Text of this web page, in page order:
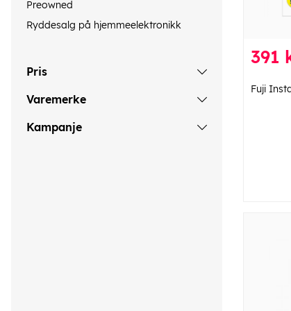
Preowned
Ryddesalg på hjemmeelektronikk
Pris
Varemerke
Kampanje
391
Fuji